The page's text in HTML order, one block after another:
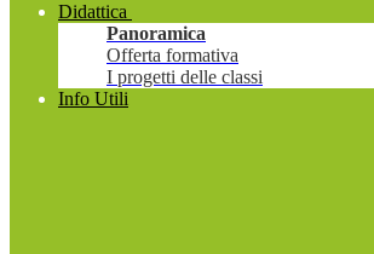
Didattica
Panoramica
Offerta formativa
I progetti delle classi
Info Utili